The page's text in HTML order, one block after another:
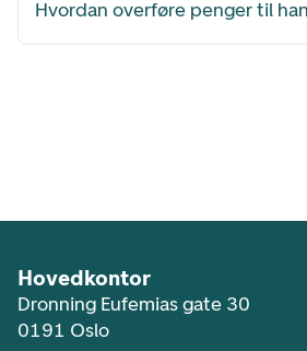
Hvordan overføre penger til
Hovedkontor
Dronning Eufemias gate 30
0191 Oslo